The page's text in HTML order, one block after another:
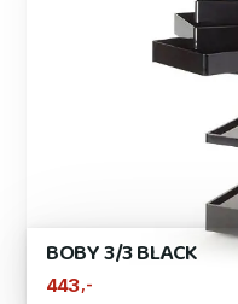
BOBY 3/3 BLACK
443 ,-